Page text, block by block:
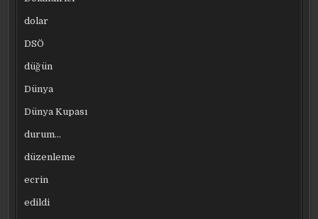
dolar
DSÖ
düğün
Dünya
Dünya Kupası
durum…
düzenleme
ecrin
edildi